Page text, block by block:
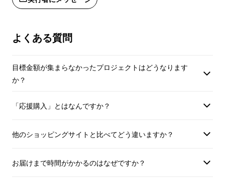
直接お問合せください）
よくある質問
目標金額が集まらなかったプロジェクトはどうなります
か？
「応援購入」とはなんですか？
他のショッピングサイトと比べてどう違いますか？
お届けまで時間がかかるのはなぜですか？